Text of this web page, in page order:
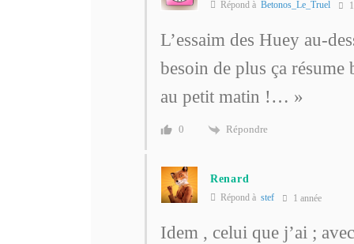
Répond à Betonos_Le_Truel
L’essaim des Huey au-
besoin de plus ça
au petit matin !… »
0 Répondre
Renard
Répond à stef 1 année
Idem , celui que j’ai ;